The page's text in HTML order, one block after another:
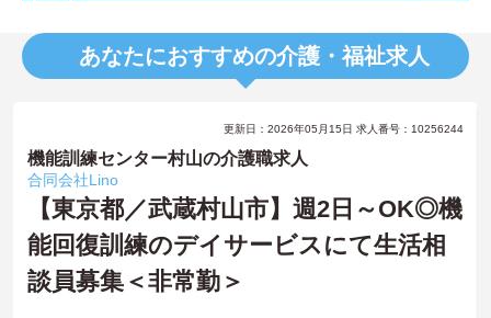
あなたにおすすめの介護・福祉求人
更新日：2026年05月15日 求人番号：10256244
機能訓練センター村山の介護職求人
合同会社Lino
【東京都／武蔵村山市】週2日～OK◎機
能回復訓練のデイサービスにて生活相
談員募集＜非常勤＞